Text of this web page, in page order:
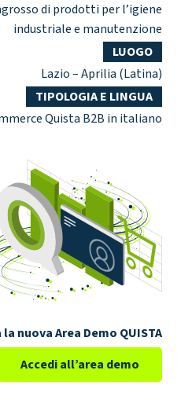
di prodotti per l’igiene
industriale e manutenzione
LUOGO
Lazio – Aprilia (Latina)
TIPOLOGIA E LINGUA
Quista B2B in italiano
nuova Area Demo QUISTA
Accedi all’area demo